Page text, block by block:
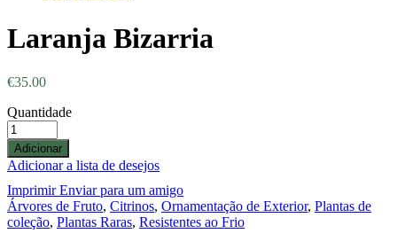
Laranja Bizarria
€35.00
Quantidade
Adicionar
Adicionar a lista de desejos
ImprimirEnviar para um amigo
Árvores de Fruto, Citrinos, Ornamentação de Exterior, Plantas de
coleção, Plantas Raras, Resistentes ao Frio